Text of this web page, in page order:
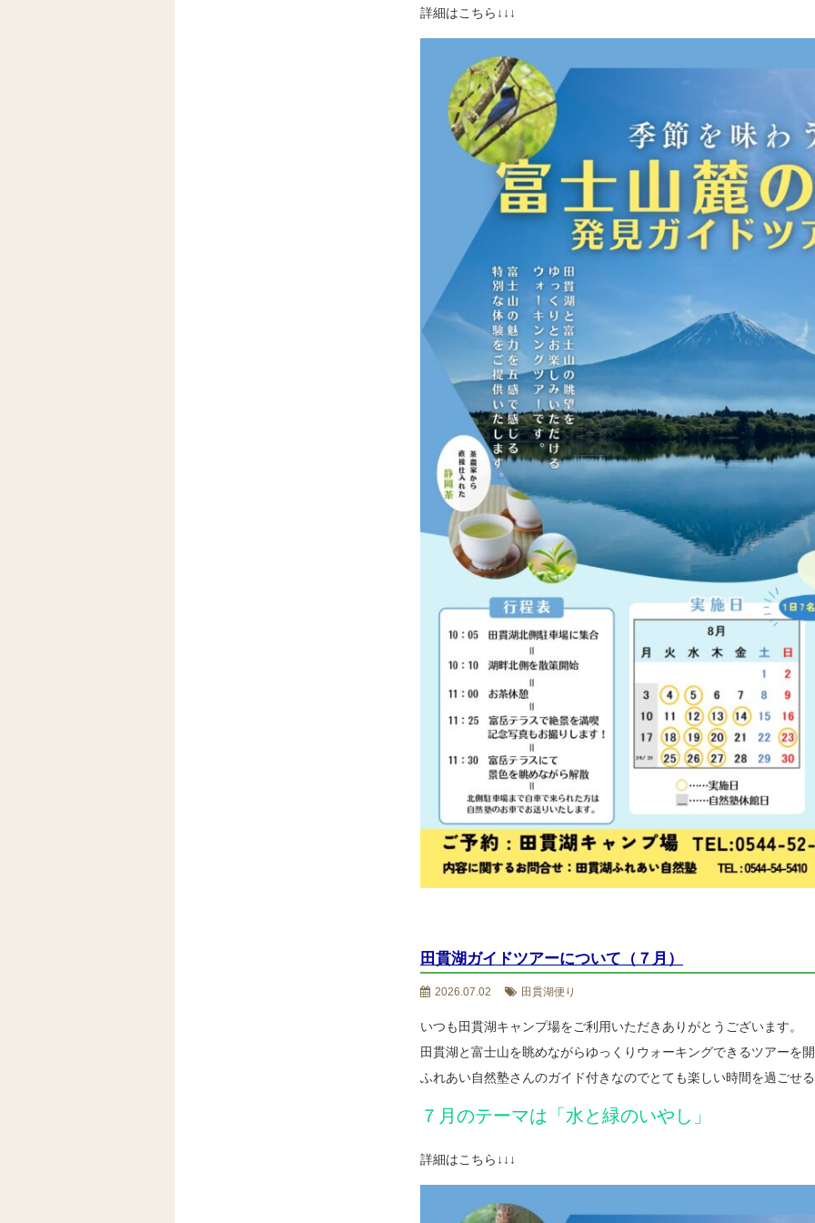
詳細はこちら↓↓↓
田貫湖ガイドツアーについて（７月）
2026.07.02 田貫湖便り
いつも田貫湖キャンプ場をご利用いただきありがとうございます。
田貫湖と富士山を眺めながらゆっくりウォーキングできるツアーを
ふれあい自然塾さんのガイド付きなのでとても楽しい時間を過ごせ
７月のテーマは「水と緑のいやし」
詳細はこちら↓↓↓